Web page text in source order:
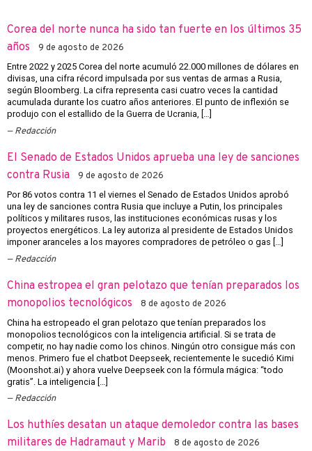
Corea del norte nunca ha sido tan fuerte en los últimos 35
años
9 de agosto de 2026
Entre 2022 y 2025 Corea del norte acumuló 22.000 millones de dólares en
divisas, una cifra récord impulsada por sus ventas de armas a Rusia,
según Bloomberg. La cifra representa casi cuatro veces la cantidad
acumulada durante los cuatro años anteriores. El punto de inflexión se
produjo con el estallido de la Guerra de Ucrania, […]
Redacción
El Senado de Estados Unidos aprueba una ley de sanciones
contra Rusia
9 de agosto de 2026
Por 86 votos contra 11 el viernes el Senado de Estados Unidos aprobó
una ley de sanciones contra Rusia que incluye a Putin, los principales
políticos y militares rusos, las instituciones económicas rusas y los
proyectos energéticos. La ley autoriza al presidente de Estados Unidos
imponer aranceles a los mayores compradores de petróleo o gas […]
Redacción
China estropea el gran pelotazo que tenían preparados los
monopolios tecnológicos
8 de agosto de 2026
China ha estropeado el gran pelotazo que tenían preparados los
monopolios tecnológicos con la inteligencia artificial. Si se trata de
competir, no hay nadie como los chinos. Ningún otro consigue más con
menos. Primero fue el chatbot Deepseek, recientemente le sucedió Kimi
(Moonshot.ai) y ahora vuelve Deepseek con la fórmula mágica: “todo
gratis”. La inteligencia […]
Redacción
Los huthíes desatan un ataque demoledor contra las bases
militares de Hadramaut y Marib
8 de agosto de 2026